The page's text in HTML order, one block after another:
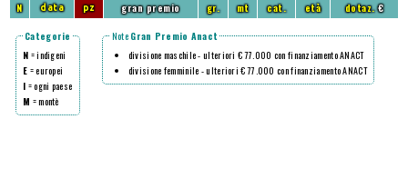
N data pz gran premio gr. mt cat. età dotaz.€
Categorie
N = indigeni
E = europei
I = ogni paese
M = montè
Note Gran Premio Anact
divisione maschile - ulteriori € 77.000 con finanziamento ANACT
divisione femminile - ulteriori € 77.000 con finanziamento ANACT